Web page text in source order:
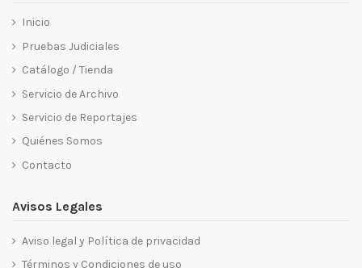
Inicio
Pruebas Judiciales
Catálogo / Tienda
Servicio de Archivo
Servicio de Reportajes
Quiénes Somos
Contacto
Avisos Legales
Aviso legal y Política de privacidad
Términos y Condiciones de uso